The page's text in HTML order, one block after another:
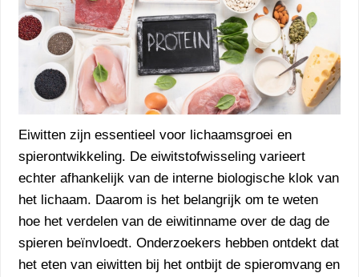
Eiwitten zijn essentieel voor lichaamsgroei en
spierontwikkeling. De eiwitstofwisseling varieert
echter afhankelijk van de interne biologische klok van
het lichaam. Daarom is het belangrijk om te weten
hoe het verdelen van de eiwitinname over de dag de
spieren beïnvloedt. Onderzoekers hebben ontdekt dat
het eten van eiwitten bij het ontbijt de spieromvang en